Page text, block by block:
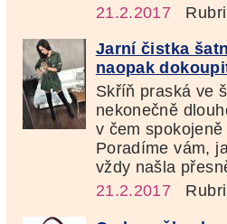
21.2.2017
Jarní čistka
naopak
Skříň praská ve
nekonečně
v čem
Poradíme vám,
vždy našla
21.2.2017